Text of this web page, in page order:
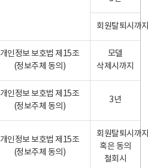
회원탈퇴시까
개인정보 보호법 제15조
(정보주체 동의)
모델
삭제시까지
개인정보 보호법 제15조
(정보주체 동의)
3년
개인정보 보호법 제15조
(정보주체 동의)
회원탈퇴시까
혹은 동의
철회시